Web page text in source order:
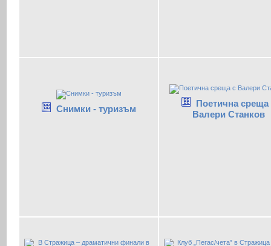
Снимки - туризъм
Поетична среща
Валери Станков